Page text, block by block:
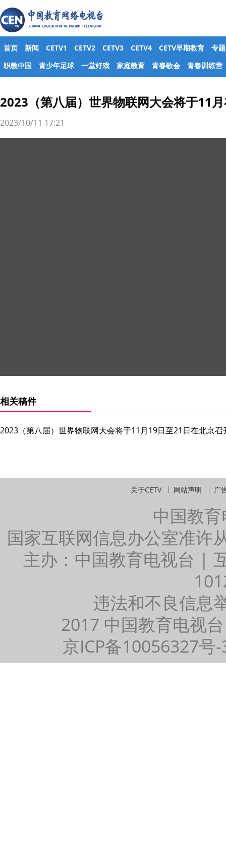
首页 新闻 CETV1 CETV2 CETV3 CETV4 CETV早期教育
专题
职教中国
青少年足球 一堂好戏 家庭教育 青春歌会 青春训练营
2023（第八届）世界物联网大会将于11
2023/10/11 17:21
相关稿件
2023（第八届）世界物联网大会将于11月19日至21日在北京
关于CETV 网站声明 广
中国教
国家互联网信息办公室准许
主办：中国教育电视台 |
违法和不良信息
2017 中国教育电视
京ICP备10056327号